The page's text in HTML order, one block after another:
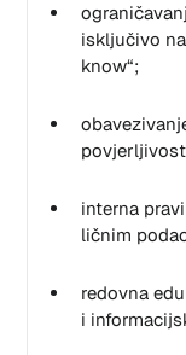
isključivo
know“;
interna
ličnim
redovna
i